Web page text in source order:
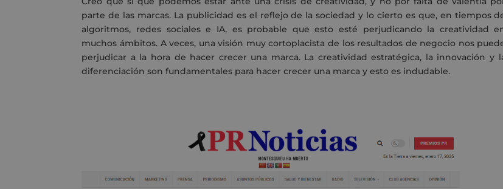
parte de las marcas. La publicidad es el reflejo de la sociedad y lo cierto es que,en tiempos
algoritmos, redes sociales e IA, es probable que esto esté perjudicando la creatividad
muchos ámbitos. A veces, una visión muy cortoplacista de los resultados de negocio nos
perjudicar a la hora de hacer crecer una marca. La creatividad estratégica, la innovación y
diferenciaciónson fundamentales para hacer crecer una marca y esto es indudable.